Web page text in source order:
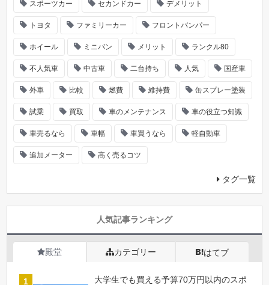
スポーツカー セカンドカー デメリット
トヨタ ファミリーカー フロントバンパー
ホイール ミニバン メリット ランクル80
不人気車 中古車 二台持ち 人気 国産車
外車 比較 燃費 維持費 缶スプレー塗装
試乗 買取 車のメンテナンス 車の役立つ知識
車売るなら 車幅 車買うなら 軽自動車
追加メーター 高く売るコツ
タグ一覧
人気記事ランキング
殿堂 カテゴリー はてブ
大学生でも買える予算70万円以内のスポ